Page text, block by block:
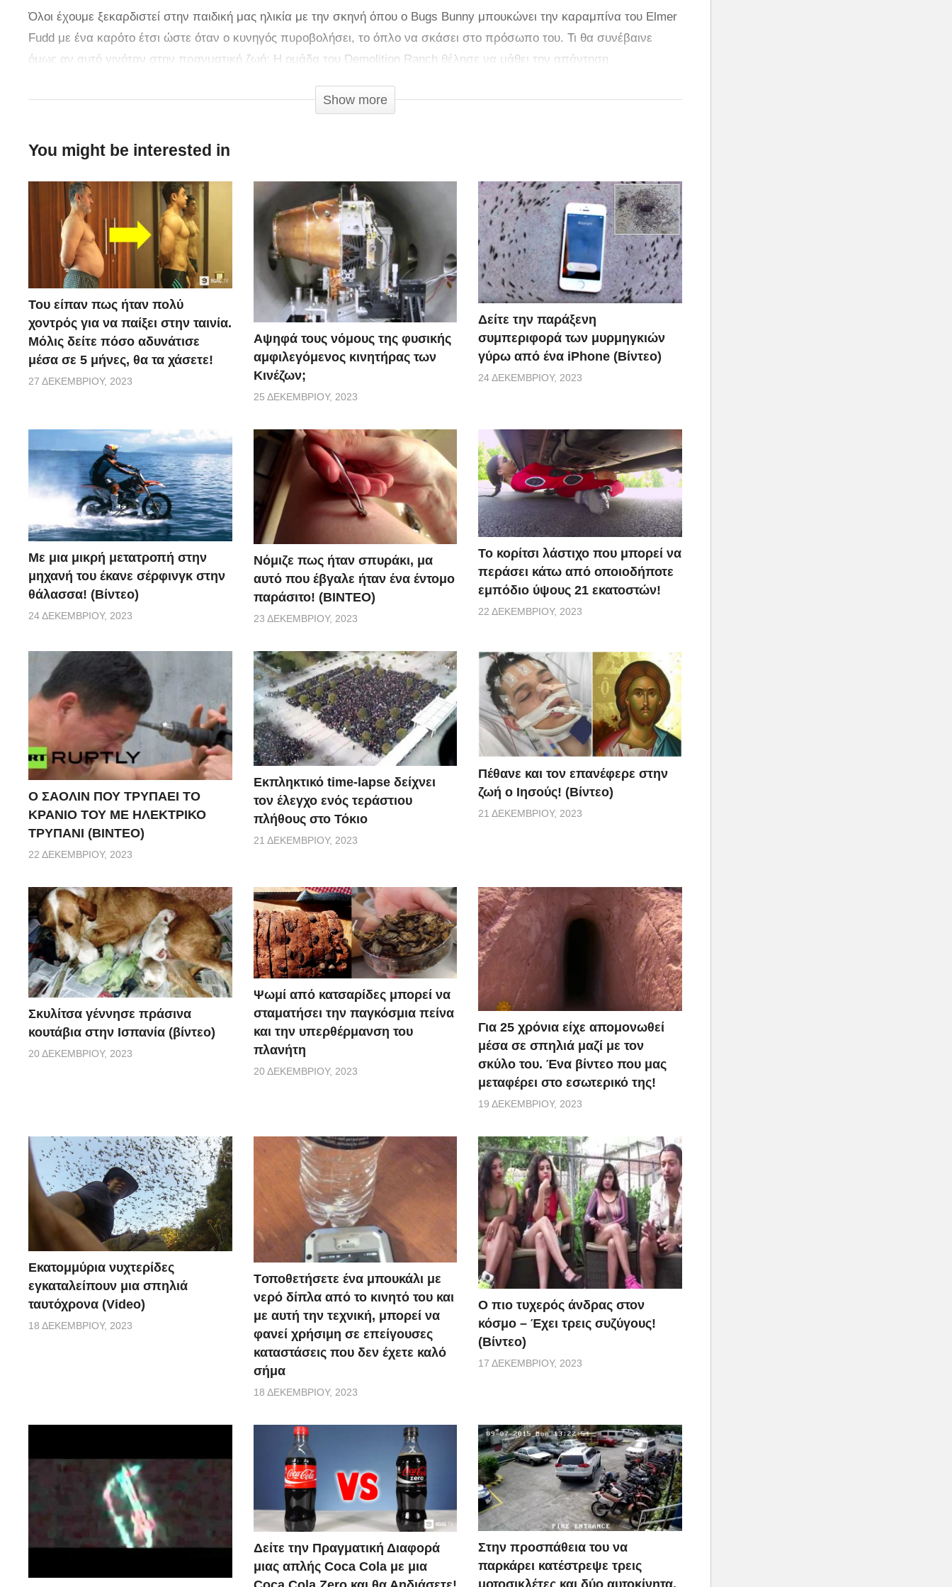
Όλοι έχουμε ξεκαρδιστεί στην παιδική μας ηλικία με την σκηνή όπου ο Bugs Bunny μπουκώνει την καραμπίνα του Elmer
Fudd με ένα καρότο έτσι ώστε όταν ο κυνηγός πυροβολήσει, το όπλο να σκάσει στο πρόσωπο του. Τι θα συνέβαινε
όμως αν αυτό γινόταν στην πραγματική ζωή; Η ομάδα του Demolition Ranch θέλησε να μάθει την απάντηση
Show more
You might be interested in
Του είπαν πως ήταν πολύ
χοντρός για να παίξει στην ταινία.
Μόλις δείτε πόσο αδυνάτισε
μέσα σε 5 μήνες, θα τα χάσετε!
27 ΔΕΚΕΜΒΡΊΟΥ, 2023
Αψηφά τους νόμους της φυσικής
αμφιλεγόμενος κινητήρας των
Κινέζων;
25 ΔΕΚΕΜΒΡΊΟΥ, 2023
Δείτε την παράξενη
συμπεριφορά των μυρμηγκιών
γύρω από ένα iPhone (Βίντεο)
24 ΔΕΚΕΜΒΡΊΟΥ, 2023
Με μια μικρή μετατροπή στην
μηχανή του έκανε σέρφινγκ στην
θάλασσα! (Βίντεο)
24 ΔΕΚΕΜΒΡΊΟΥ, 2023
Νόμιζε πως ήταν σπυράκι, μα
αυτό που έβγαλε ήταν ένα έντομο
παράσιτο! (BINTEO)
23 ΔΕΚΕΜΒΡΊΟΥ, 2023
Το κορίτσι λάστιχο που μπορεί να
περάσει κάτω από οποιοδήποτε
εμπόδιο ύψους 21 εκατοστών!
22 ΔΕΚΕΜΒΡΊΟΥ, 2023
Ο ΣΑΟΛΙΝ ΠΟΥ ΤΡΥΠΑΕΙ ΤΟ
ΚΡΑΝΙΟ ΤΟΥ ΜΕ ΗΛΕΚΤΡΙΚΟ
ΤΡΥΠΑΝΙ (ΒΙΝΤΕΟ)
22 ΔΕΚΕΜΒΡΊΟΥ, 2023
Εκπληκτικό time-lapse δείχνει
τον έλεγχο ενός τεράστιου
πλήθους στο Τόκιο
21 ΔΕΚΕΜΒΡΊΟΥ, 2023
Πέθανε και τον επανέφερε στην
ζωή ο Ιησούς! (Βίντεο)
21 ΔΕΚΕΜΒΡΊΟΥ, 2023
Σκυλίτσα γέννησε πράσινα
κουτάβια στην Ισπανία (βίντεο)
20 ΔΕΚΕΜΒΡΊΟΥ, 2023
Ψωμί από κατσαρίδες μπορεί να
σταματήσει την παγκόσμια πείνα
και την υπερθέρμανση του
πλανήτη
20 ΔΕΚΕΜΒΡΊΟΥ, 2023
Για 25 χρόνια είχε απομονωθεί
μέσα σε σπηλιά μαζί με τον
σκύλο του. Ένα βίντεο που μας
μεταφέρει στο εσωτερικό της!
19 ΔΕΚΕΜΒΡΊΟΥ, 2023
Εκατομμύρια νυχτερίδες
εγκαταλείπουν μια σπηλιά
ταυτόχρονα (Video)
18 ΔΕΚΕΜΒΡΊΟΥ, 2023
Tοποθετήσετε ένα μπουκάλι με
νερό δίπλα από το κινητό του και
με αυτή την τεχνική, μπορεί να
φανεί χρήσιμη σε επείγουσες
καταστάσεις που δεν έχετε καλό
σήμα
18 ΔΕΚΕΜΒΡΊΟΥ, 2023
Ο πιο τυχερός άνδρας στον
κόσμο – Έχει τρεις συζύγους!
(Βίντεο)
17 ΔΕΚΕΜΒΡΊΟΥ, 2023
Δείτε την Πραγματική Διαφορά
μιας απλής Coca Cola με μια
Στην προσπάθεια του να
παρκάρει κατέστρεψε τρεις